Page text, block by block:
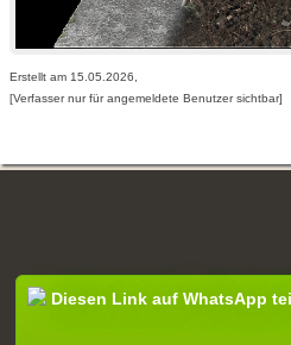
Erstellt am 15.05.2026,
[Verfasser nur für angemeldete Benutzer sichtbar]
Diesen Link auf WhatsApp